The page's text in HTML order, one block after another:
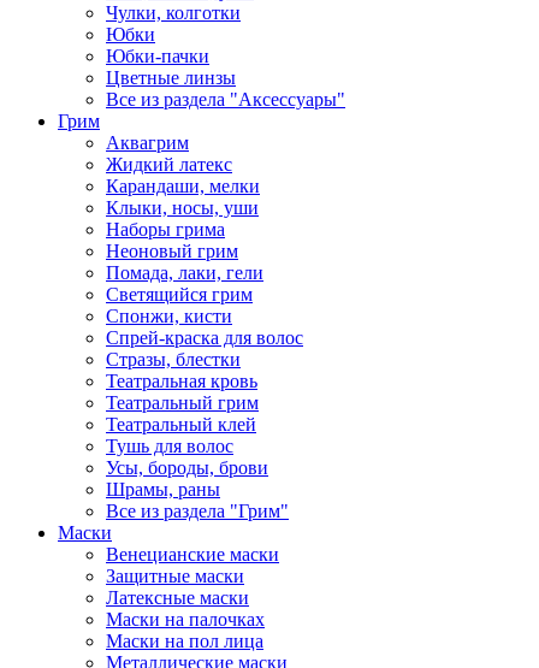
Чулки, колготки
Юбки
Юбки-пачки
Цветные линзы
Все из раздела "Аксессуары"
Грим
Аквагрим
Жидкий латекс
Карандаши, мелки
Клыки, носы, уши
Наборы грима
Неоновый грим
Помада, лаки, гели
Светящийся грим
Спонжи, кисти
Спрей-краска для волос
Стразы, блестки
Театральная кровь
Театральный грим
Театральный клей
Тушь для волос
Усы, бороды, брови
Шрамы, раны
Все из раздела "Грим"
Маски
Венецианские маски
Защитные маски
Латексные маски
Маски на палочках
Маски на пол лица
Металлические маски